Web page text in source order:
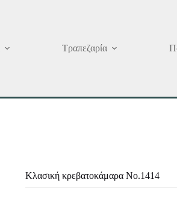
Τραπεζαρία
Κλασική κρεβατοκάμαρα Νο.1414